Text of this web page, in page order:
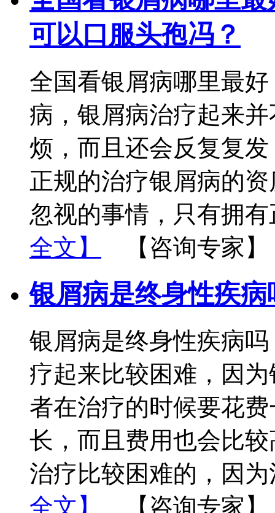
可以口服头孢冯？
全国看银屑病哪里最
病，银屑病治疗起来
烦，而且还会反复复
正规的治疗银屑病的
忽视的事情，只有拥
全文】
【咨询专家】
银屑病是终身性疾病
银屑病是终身性疾病
疗起来比较困难，因
者在治疗的时候要花
长，而且费用也会比
治疗比较困难的，因
全文】
【咨询专家】